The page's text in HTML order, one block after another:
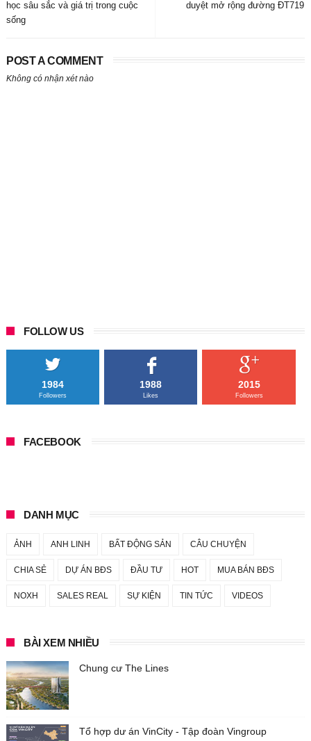
duyệt mở rộng đường ĐT719
học sâu sắc và giá trị trong cuộc
sống
POST A COMMENT
Không có nhận xét nào
FOLLOW US
1984
Followers
1988
Likes
2015
Followers
FACEBOOK
DANH MỤC
ẢNH ANH LINH BẤT ĐỘNG SẢN CÂU CHUYỆN
CHIA SẺ DỰ ÁN BĐS ĐẦU TƯ HOT MUA BÁN BĐS
NOXH SALES REAL SỰ KIỆN TIN TỨC VIDEOS
BÀI XEM NHIỀU
Chung cư The Lines
Tổ hợp dư án VinCity - Tập đoàn Vingroup